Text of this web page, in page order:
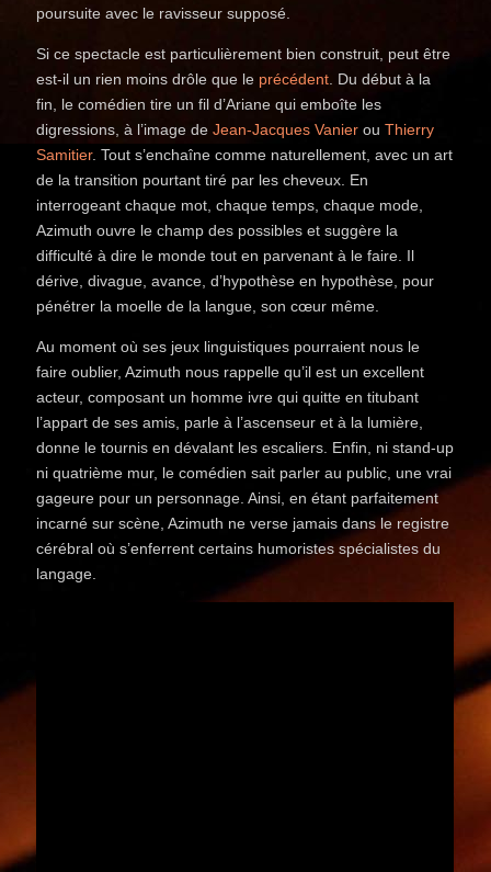
poursuite avec le ravisseur supposé.
Si ce spectacle est particulièrement bien construit, peut être
est-il un rien moins drôle que le précédent . Du début à la
fin, le comédien tire un fil d’Ariane qui emboîte les
digressions, à l’image deJean-Jacques Vanier ouThierry
Samitier. Tout s’enchaîne comme naturellement, avec un art
de la transition pourtant tiré par les cheveux. En
interrogeant chaque mot, chaque temps, chaque mode,
Azimuth ouvre le champ des possibles et suggère la
difficulté à dire le monde tout en parvenant à le faire. Il
dérive, divague, avance, d’hypothèse en hypothèse, pour
pénétrer la moelle de la langue, son cœur même.
Au moment où ses jeux linguistiques pourraient nous le
faire oublier, Azimuth nous rappelle qu’il est un excellent
acteur, composant un homme ivre qui quitte en titubant
l’appart de ses amis, parle à l’ascenseur et à la lumière,
donne le tournis en dévalant les escaliers. Enfin, ni stand-up
ni quatrième mur, le comédien sait parler au public, une vrai
gageure pour un personnage. Ainsi, en étant parfaitement
incarné sur scène, Azimuth ne verse jamais dans le registre
cérébral où s’enferrent certains humoristes spécialistes du
langage.